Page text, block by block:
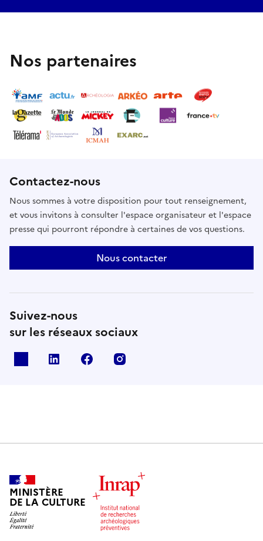
Nos partenaires
Contactez-nous
Nous sommes à votre disposition pour tout renseignement,
et vous invitons à consulter l'espace organisateur et l'espace
presse qui pourront répondre à certaines de vos questions.
Nous contacter
Suivez-nous
sur les réseaux sociaux
Linkedin Facebook
MINISTÈRE
DE LA CULTURE